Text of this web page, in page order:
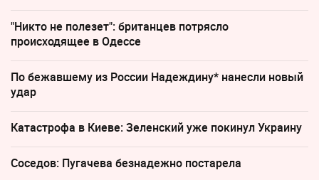
"Никто не полезет": британцев потрясло
происходящее в Одессе
По бежавшему из России Надеждину* нанесли новый
удар
Катастрофа в Киеве: Зеленский уже покинул Украину
Соседов: Пугачева безнадежно постарела